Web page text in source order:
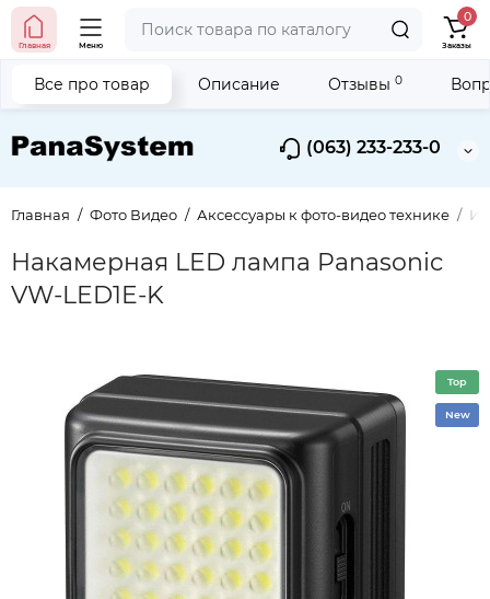
(063) 233-233-0
Главная Меню
0
Заказы
Главная Фото Видео Аксессуары к фото-видео технике
Накамерная LED лампа Panasonic
VW-LED1E-K
Все про товар Описание Отзывы 0
Top
New